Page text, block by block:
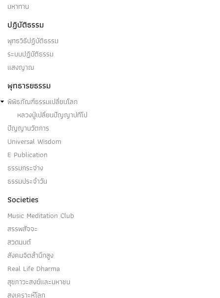
มหาทาน
ปฏิบัติธรรม
พุทธวิธีปฏิบัติธรรม
ระบบปฏิบัติธรรม
แสงญาณ
พุทธารยธรรม
พิพิธภัณฑ์ธรรมเปลี่ยนโลก
หลวงปู่เปลี่ยนปัญญาปทีโป
ปัญญานวัตการ
Universal Wisdom
E Publication
ธรรมกระจ่าง
ธรรมประจำวัน
Societies
Music Meditation Club
สรรพสัจจะ
สวดมนต์
สังคมจิตสำนึกสูง
Real Life Dharma
สุขภาวะสงฆ์และมหาชน
สงเคราะห์โลก